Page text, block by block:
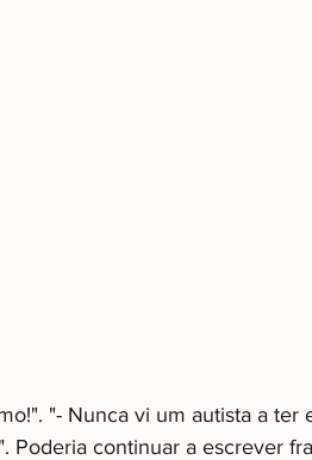
"- Nunca vi um autista a
Poderia continuar a escrever